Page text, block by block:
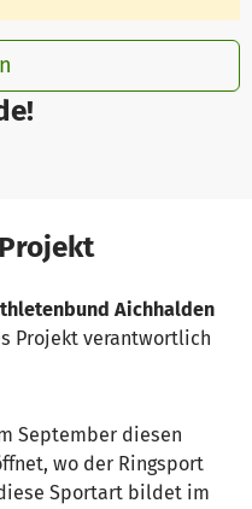
Aichhalden
Projekt verantwortlich
September diesen
wo der Ringsport
Sportart bildet im